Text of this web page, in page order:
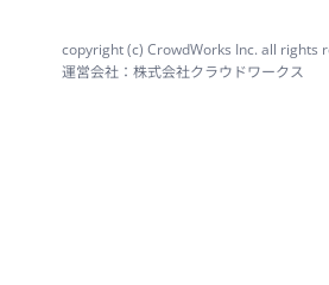
copyright (c) CrowdWorks Inc. all rights
運営会社：株式会社クラウドワークス